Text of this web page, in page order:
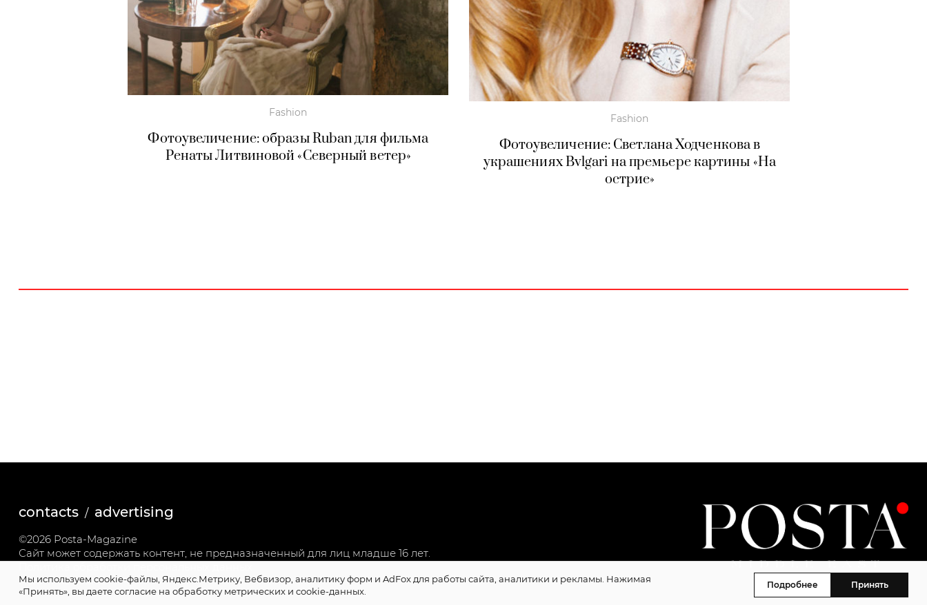
Fashion
Фотоувеличение: образы Ruban для фильма
Ренаты Литвиновой «Северный ветер»
Fashion
Фотоувеличение: Светлана Ходченкова в
украшениях Bvlgari на премьере картины «На
острие»
contacts advertising
©2026 Posta-Magazine
Сайт может содержать контент, не предназначенный для лиц младше 16 лет.
Политика cookie
Мы используем cookie-файлы, Яндекс.Метрику, Вебвизор, аналитику форм и AdFox для работы сайта, аналитики и рекламы. Нажимая
«Принять», вы даете согласие на обработку метрических и cookie-данных.
Подробнее Принять